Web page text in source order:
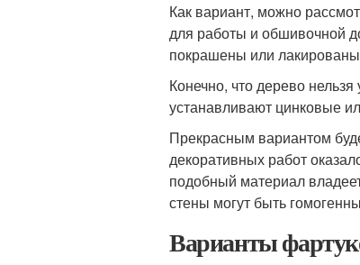
Как вариант, можно
для работы и обшивочной
покрашены или
Конечно, что дерево
устанавливают цинковые
Прекрасным вариантом
декоративных работ
подобный материал
стены могут быть
Варианты